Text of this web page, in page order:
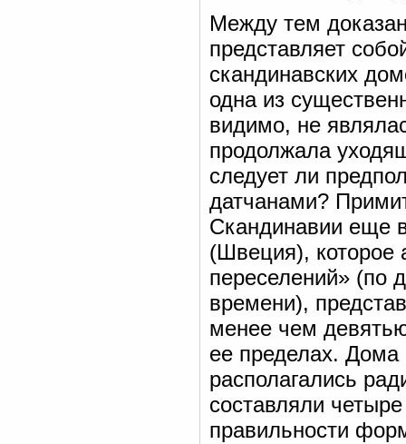
Между тем
представляет
скандинавских
одна из
видимо, не
продолжала
следует ли
датчанами?
Скандинавии еще
(Швеция), которое
переселений» (по
времени),
менее чем
ее пределах. Дома
располагались
составляли
правильности